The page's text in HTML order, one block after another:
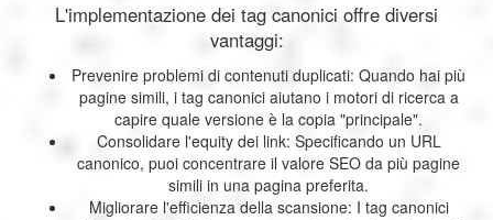
L'implementazione dei tag canonici offre diversi
vantaggi:
Prevenire problemi di contenuti duplicati: Quando hai più
pagine simili, i tag canonici aiutano i motori di ricerca a
capire quale versione è la copia "principale".
Consolidare l'equity dei link: Specificando un URL
canonico, puoi concentrare il valore SEO da più pagine
simili in una pagina preferita.
Migliorare l'efficienza della scansione: I tag canonici